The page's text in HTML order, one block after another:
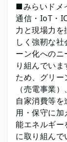
■みらいドメ
通信・IoT・
力と現場力を
しく強靭な
ーン化へのニ
り組んでい
ため、グリー
（売電事業）、
自家消費等
用・保守に
能エネルギー
に取り組んで